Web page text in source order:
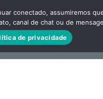
Artigos
conectado, assumiremos
canal de chat ou de
de privacidade